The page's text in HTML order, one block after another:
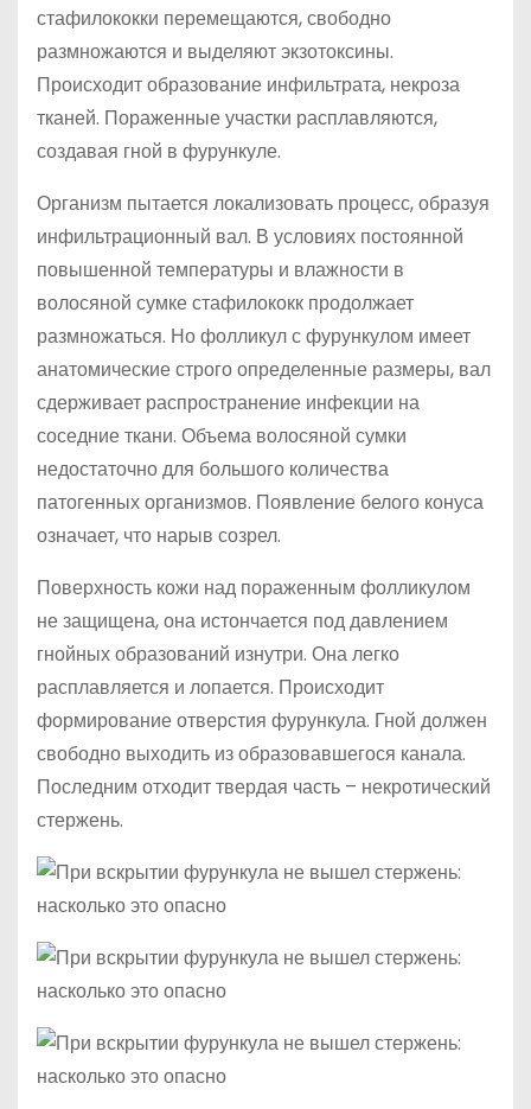
стафилококки перемещаются, свободно
размножаются и выделяют экзотоксины.
Происходит образование инфильтрата, некроза
тканей. Пораженные участки расплавляются,
создавая гной в фурункуле.
Организм пытается локализовать процесс, образуя
инфильтрационный вал. В условиях постоянной
повышенной температуры и влажности в
волосяной сумке стафилококк продолжает
размножаться. Но фолликул с фурункулом имеет
анатомические строго определенные размеры, вал
сдерживает распространение инфекции на
соседние ткани. Объема волосяной сумки
недостаточно для большого количества
патогенных организмов. Появление белого конуса
означает, что нарыв созрел.
Поверхность кожи над пораженным фолликулом
не защищена, она истончается под давлением
гнойных образований изнутри. Она легко
расплавляется и лопается. Происходит
формирование отверстия фурункула. Гной должен
свободно выходить из образовавшегося канала.
Последним отходит твердая часть – некротический
стержень.